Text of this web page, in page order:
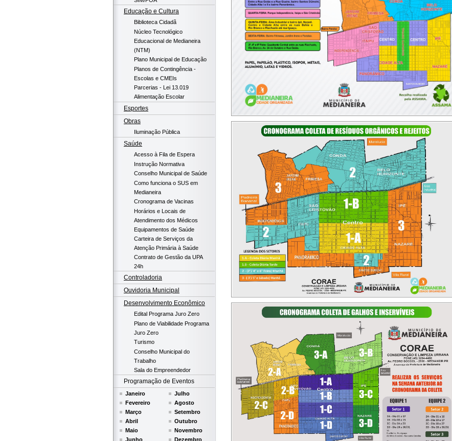
Educação e Cultura
Biblioteca Cidadã
Núcleo Tecnológico
Educacional de Medianeira
(NTM)
Plano Municipal de Educação
Planos de Contingência -
Escolas e CMEIs
Parcerias - Lei 13.019
Alimentação Escolar
Esportes
Obras
Iluminação Pública
Saúde
Acesso à Fila de Espera
Instrução Normativa
Conselho Municipal de Saúde
Como funciona o SUS em
Medianeira
Cronograma de Vacinas
Horários e Locais de
Atendimento dos Médicos
Equipamentos de Saúde
Carteira de Serviços da
Atenção Primária à Saúde
Contrato de Gestão da UPA
24h
Controladoria
Ouvidoria Municipal
Desenvolvimento Econômico
Edital Programa Juro Zero
Plano de Viabilidade Programa
Juro Zero
Turismo
Conselho Municipal do
Trabalho
Sala do Empreendedor
Programação de Eventos
Janeiro
Fevereiro
Março
Abril
Maio
Junho
Julho
Agosto
Setembro
Outubro
Novembro
Dezembro